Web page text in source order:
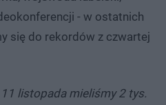
- w ostatnich
się do rekordów z czwartej
listopada mieliśmy 2 tys.